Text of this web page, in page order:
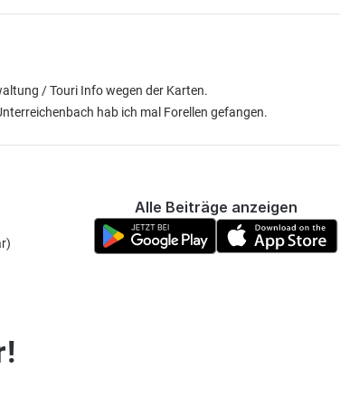
/ Touri Info wegen der Karten.
hab ich mal Forellen gefangen.
Alle Beiträge anzeigen